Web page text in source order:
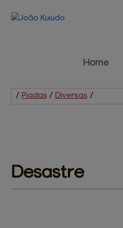
Home
/ Piadas / Diversas /
Desastre